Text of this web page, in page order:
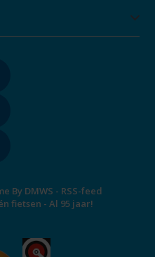
By DMWS - RSS-feed
fietsen - Al 95 jaar!